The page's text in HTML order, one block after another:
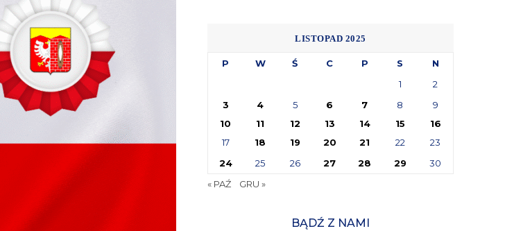
LISTOPAD 2025
P W Ś C P S
N
1
2
3
4 5 6 7 8
9
10
11 12 13 14 15
16
17
18 19 20 21 22
23
24
25 26 27 28 29
30
« PAŹ
GRU »
BĄDŹ Z NAMI